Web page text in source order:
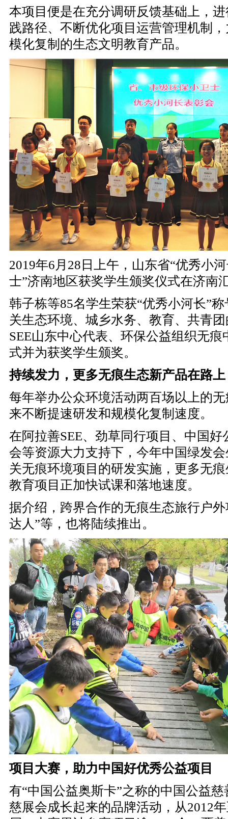
本项目便是在充分调研反馈基础上，
践路径、不断优化项目运营管理机制
模化复制的生态文明教育产品。
2019年6月28日上午，山东省“优秀小
士”济南地区获奖学生颁奖仪式在济南
韩子栋等85名学生荣获“优秀小河长”
关生态环境、城乡水务、教育、共青
SEE山东中心代表、环保公益组织无
式并为获奖学生颁奖。
持续发力，更多无痕生态新产品在路上
每年举办公众环境活动两百场以上的
来不断提速研发和规模化复制速度。
在阿拉善SEE、劲草同行项目、中国
会等资源大力支持下，今年中国绿发
关无痕环境项目的研发实施，更多无
教育项目正加快试课和落地速度。
据介绍，跨界合作的无痕生态旅行户
达人”等，也将陆续推出。
项目大赛，助力中国好优秀公益项目
有“中国公益奥斯卡”之称的中国公益
慈展会成长起来的品牌活动，从2012